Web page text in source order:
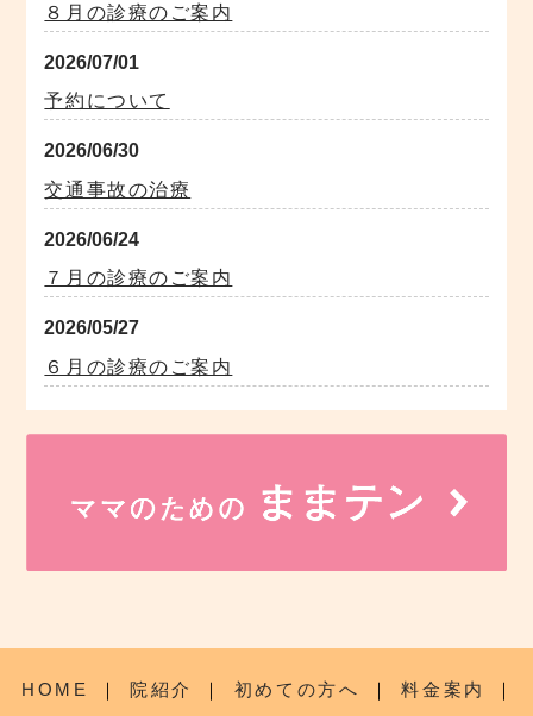
８月の診療のご案内
2026/07/01
予約について
2026/06/30
交通事故の治療
2026/06/24
７月の診療のご案内
2026/05/27
６月の診療のご案内
HOME ｜ 院紹介 ｜ 初めての方へ ｜ 料金案内
｜